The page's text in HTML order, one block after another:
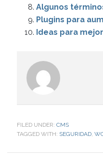
Algunos
Plugins para
Ideas para
FILED UNDER: CMS
TAGGED WITH: SEGURIDAD,